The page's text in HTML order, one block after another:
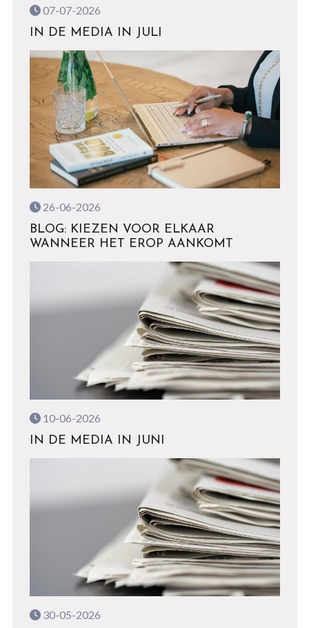
07-07-2026
IN DE MEDIA IN JULI
26-06-2026
BLOG: KIEZEN VOOR ELKAAR
WANNEER HET EROP AANKOMT
10-06-2026
IN DE MEDIA IN JUNI
30-05-2026